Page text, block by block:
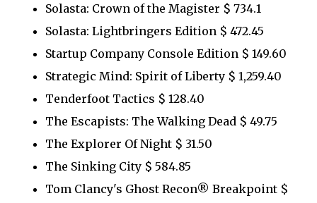
Solasta: Crown of the Magister $ 734.1
Solasta: Lightbringers Edition $ 472.45
Startup Company Console Edition $ 149.60
Strategic Mind: Spirit of Liberty $ 1,259.40
Tenderfoot Tactics $ 128.40
The Escapists: The Walking Dead $ 49.75
The Explorer Of Night $ 31.50
The Sinking City $ 584.85
Tom Clancy's Ghost Recon® Breakpoint $